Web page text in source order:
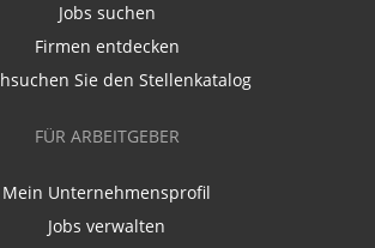
Jobs suchen
Firmen entdecken
Sie den Stellenkatalog
FÜR ARBEITGEBER
Mein Unternehmensprofil
Jobs verwalten